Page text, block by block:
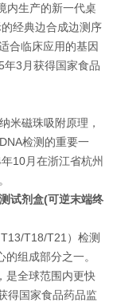
内生产的新一代桌
经典边合成边测序
合临床应用的基因
3月获得国家食品
磁珠吸附原理，
检测的重要一
10月在浙江省杭州
试剂盒(可逆末端终
T18/T21）检测
组成部分之一。
是全球范围内更快
得国家食品药品监